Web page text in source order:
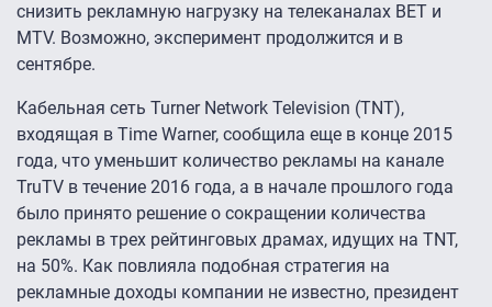
снизить рекламную нагрузку на телеканалах BET и
MTV. Возможно, эксперимент продолжится и в
сентябре.
Кабельная сеть Turner Network Television (TNT),
входящая в Time Warner, сообщила еще в конце 2015
года, что уменьшит количество рекламы на канале
TruTV в течение 2016 года, а в начале прошлого года
было принято решение о сокращении количества
рекламы в трех рейтинговых драмах, идущих на TNT,
на 50%. Как повлияла подобная стратегия на
рекламные доходы компании не известно, президент